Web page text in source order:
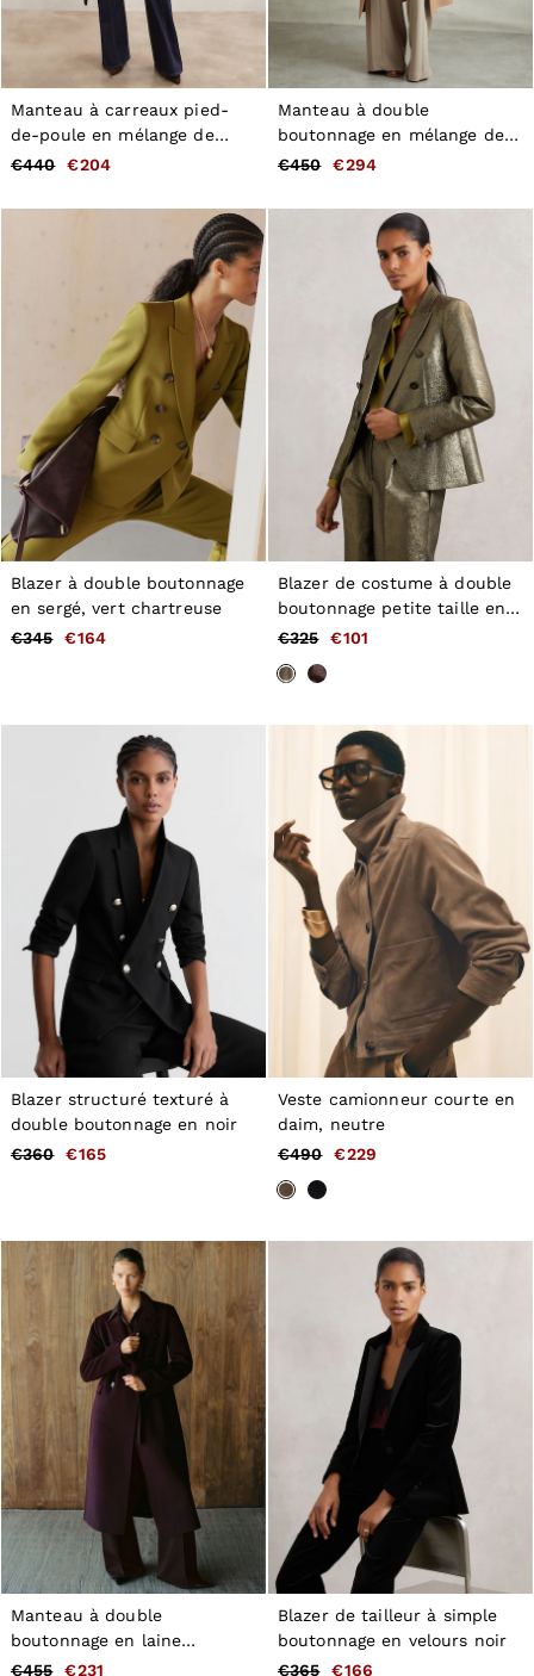
Manteau à carreaux pied-
de-poule en mélange de
laine marron chocolat
€440 €204
Manteau à double
boutonnage en mélange de
laine avec coutures
€450 €294
Blazer à double boutonnage
en sergé, vert chartreuse
€345
€164
Blazer de costume à double
boutonnage petite taille en
coton métallisé or
€325 €101
Blazer structuré texturé à
double boutonnage en noir
€360
€165
Veste camionneur courte en
daim, neutre
€490
€229
Manteau à double
boutonnage en laine
mélangée à coutures
€455 €231
Blazer de tailleur à simple
boutonnage en velours noir
€365
€166